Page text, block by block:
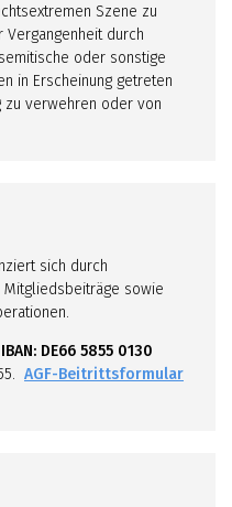
Szene zu
durch
oder sonstige
in Erscheinung getreten
zu verwehren oder von
sich durch
Mitgliedsbeiträge sowie
IBAN: DE66 5855 0130
AGF-Beitrittsformular